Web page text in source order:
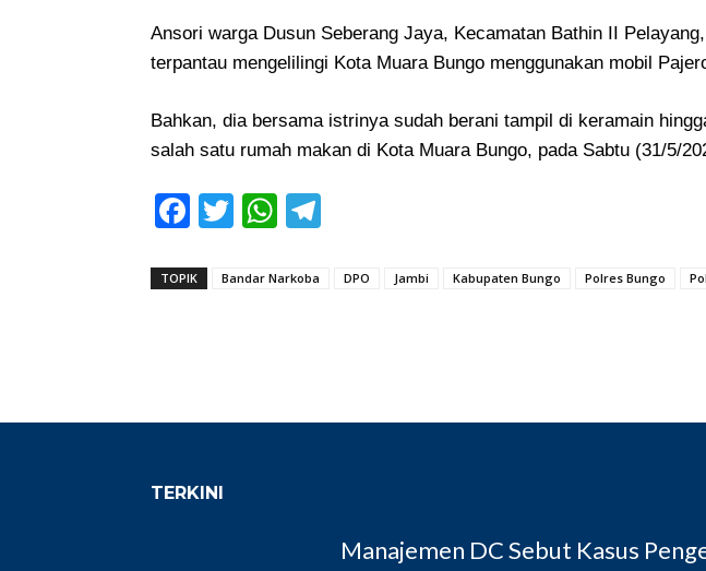
Ansori warga Dusun Seberang Jaya, Kecamatan Bathin II
terpantau mengelilingi Kota Muara Bungo menggunakan mobil
Bahkan, dia bersama istrinya sudah berani tampil di keramain
salah satu rumah makan di Kota Muara Bungo, pada Sabtu (31/5/
Facebook
TwitterWhatsApp
TOPIK Bandar Narkoba DPO Jambi Kabupaten Bungo Polres Bungo
TERKINI
Manajemen DC Sebut Kasus